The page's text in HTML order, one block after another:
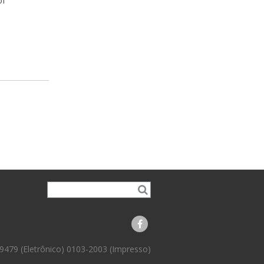
(Eletrônico) 0103-2003 (Impresso)